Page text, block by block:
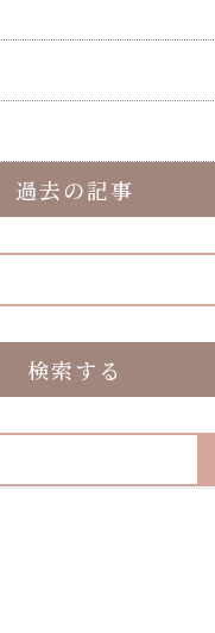
過去の記事
検索する